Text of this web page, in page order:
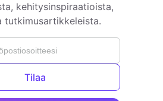
kehitysinspiraatioista,
tutkimusartikkeleista.
Tilaa